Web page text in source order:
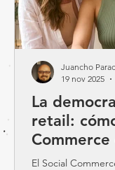
La
retail:
Commerce
El Social
Juancho
19 nov 2025